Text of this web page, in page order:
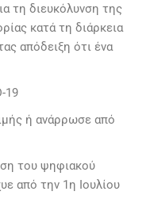
τη διευκόλυνση της
κατά τη διάρκεια
απόδειξη ότι ένα
19
ή ανάρρωσε από
του ψηφιακού
από την 1η Ιουλίου